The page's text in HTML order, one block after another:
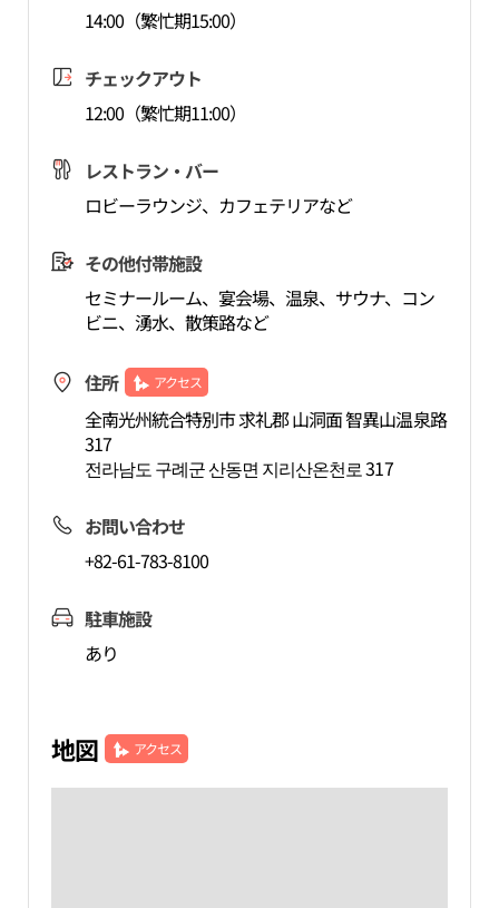
14:00（繁忙期15:00）
チェックアウト
12:00（繁忙期11:00）
レストラン・バー
ロビーラウンジ、カフェテリアなど
その他付帯施設
セミナールーム、宴会場、温泉、サウナ、コン
ビニ、湧水、散策路など
住所 アクセス
全南光州統合特別市 求礼郡 山洞面 智異山温泉路
317
전라남도 구례군 산동면 지리산온천로 317
お問い合わせ
+82-61-783-8100
駐車施設
あり
地図 アクセス